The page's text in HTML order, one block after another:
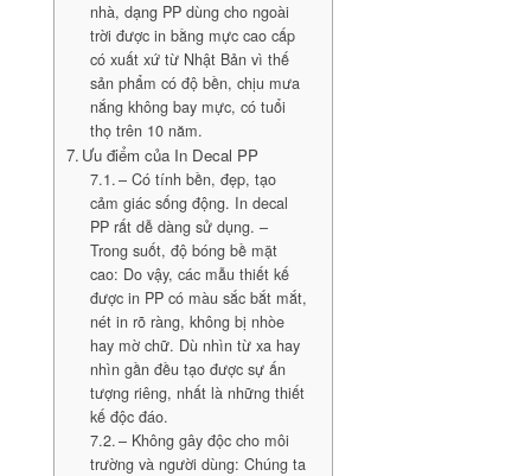
nhà, dạng PP dùng cho ngoài
trời được in bằng mực cao cấp
có xuất xứ từ Nhật Bản vì thế
sản phẩm có độ bền, chịu mưa
nắng không bay mực, có tuổi
thọ trên 10 năm.
Ưu điểm của In Decal PP
– Có tính bền, đẹp, tạo
cảm giác sống động. In decal
PP rất dễ dàng sử dụng. –
Trong suốt, độ bóng bề mặt
cao: Do vậy, các mẫu thiết kế
được in PP có màu sắc bắt mắt,
nét in rõ ràng, không bị nhòe
hay mờ chữ. Dù nhìn từ xa hay
nhìn gần đều tạo được sự ấn
tượng riêng, nhất là những thiết
kế độc đáo.
– Không gây độc cho môi
trường và người dùng: Chúng ta